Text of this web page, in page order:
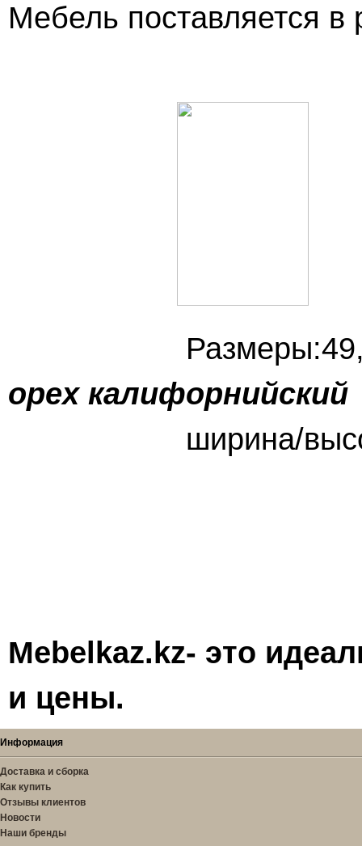
Мебель поставляется в
орех калифорнийский
ширина/
Mebelkaz.kz- это
и цены.
Информация
Доставка и сборка
Как купить
Отзывы клиентов
Новости
Наши бренды